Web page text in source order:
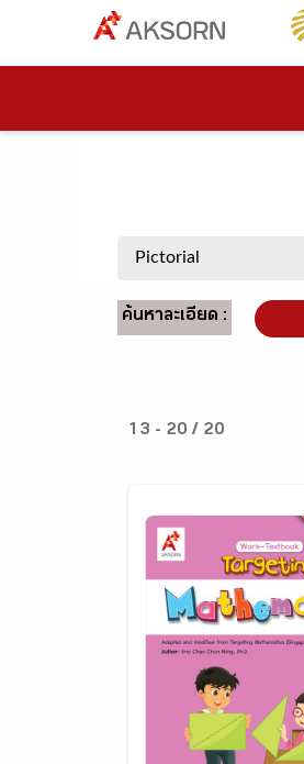
ค้นหาละเอียด :
13 - 20 / 20